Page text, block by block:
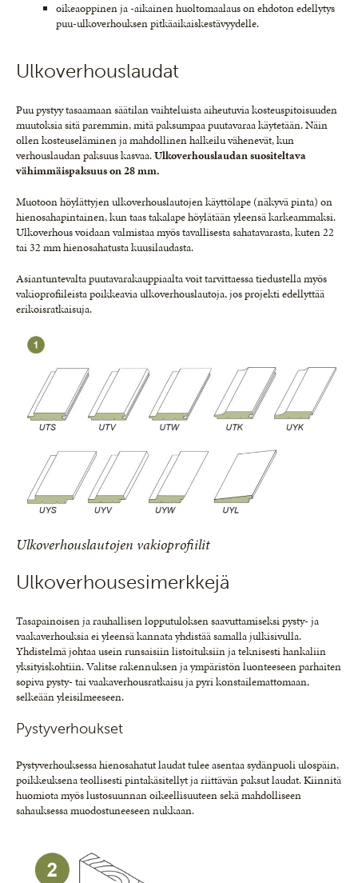
oikeaoppinen ja -aikainen huoltomaalaus on ehdoton edellytys
puu-ulkoverhouksen pitkäaikaiskestävyydelle.
Ulkoverhouslaudat
Puu pystyy tasaamaan säätilan vaihteluista aiheutuvia kosteuspitoisuuden
muutoksia sitä paremmin, mitä paksumpaa puutavaraa käytetään. Näin
ollen kosteuseläminen ja mahdollinen halkeilu vähenevät, kun
verhouslaudan paksuus kasvaa.Ulkoverhouslaudan suositeltava
vähimmäispaksuus on 28 mm.
Muotoon höylättyjen ulkoverhouslautojen käyttölape (näkyvä pinta) on
hienosahapintainen, kun taas takalape höylätään yleensä karkeammaksi.
Ulkoverhous voidaan valmistaa myös tavallisesta sahatavarasta, kuten 22
tai 32 mm hienosahatusta kuusilaudasta.
Asiantuntevalta puutavarakauppiaalta voit tarvittaessa tiedustella myös
vakioprofiileista poikkeavia ulkoverhouslautoja, jos projekti edellyttää
erikoisratkaisuja.
Ulkoverhouslautojen vakioprofiilit
Ulkoverhousesimerkkejä
Tasapainoisen ja rauhallisen lopputuloksen saavuttamiseksi pysty- ja
vaakaverhouksia ei yleensä kannata yhdistää samalla julkisivulla.
Yhdistelmä johtaa usein runsaisiin listoituksiin ja teknisesti hankaliin
yksityiskohtiin. Valitse rakennuksen ja ympäristön luonteeseen parhaiten
sopiva pysty- tai vaakaverhousratkaisu ja pyri konstailemattomaan,
selkeään yleisilmeeseen.
Pystyverhoukset
Pystyverhouksessa hienosahatut laudat tulee asentaa sydänpuoli ulospäin,
poikkeuksena teollisesti pintakäsitellyt ja riittävän paksut laudat. Kiinnitä
huomiota myös lustosuunnan oikeellisuuteen sekä mahdolliseen
sahauksessa muodostuneeseen nukkaan.